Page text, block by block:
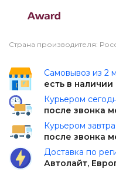
Страна производителя:
Самовывоз из 2
есть в
Курьером
после звонка
Курьером
после звонка
Доставка по
Автолайт,